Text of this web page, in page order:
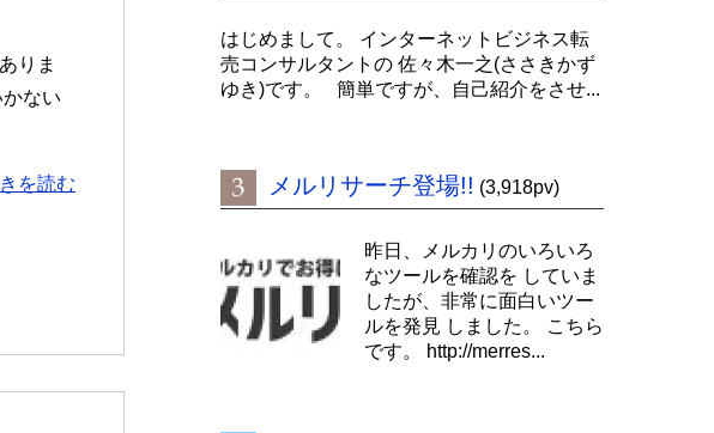
りま
ない
を読む
はじめまして。 インターネットビジネス転
売コンサルタントの 佐々木一之(ささきかず
ゆき)です。 簡単ですが、自己紹介をさせ...
メルリサーチ登場!! (3,918pv)
昨日、メルカリのいろいろ
なツールを確認を していま
したが、非常に面白いツー
ルを発見 しました。 こちら
です。 http://merres...